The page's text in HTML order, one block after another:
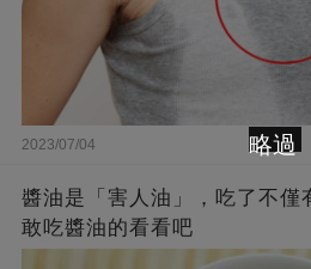
2023/07/04
醬油是「害人油」，吃了不僅
敢吃醬油的看看吧
略過